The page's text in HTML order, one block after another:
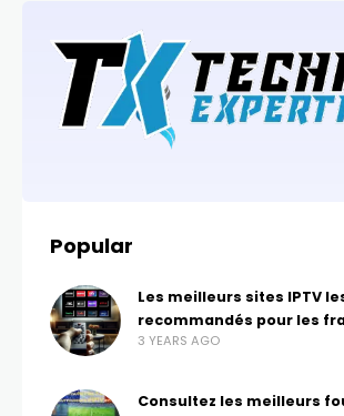
Popular
Les meilleurs sites IPTV
recommandés pour les
3 YEARS AGO
Consultez les meilleurs